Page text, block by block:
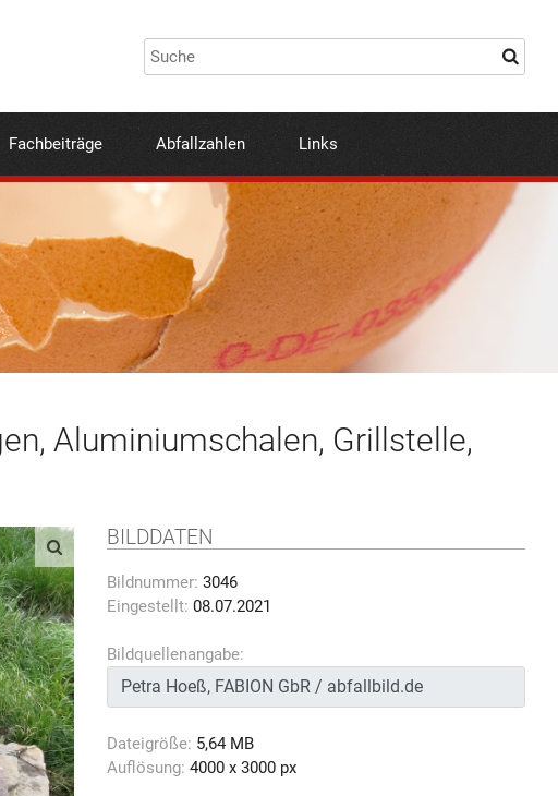
Fachbeiträge Abfallzahlen Links
Aluminiumschalen, Grillstelle,
BILDDATEN
Bildnummer: 3046
Eingestellt: 08.07.2021
Bildquellenangabe:
Dateigröße: 5,64 MB
Auflösung: 4000 x 3000 px